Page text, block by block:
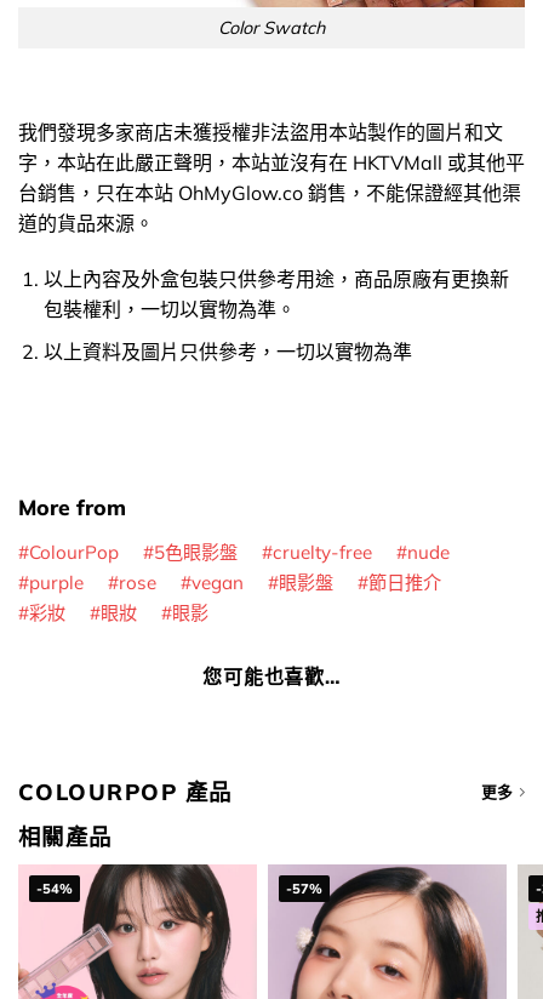
Color Swatch
我們發現多家商店未獲授權非法盜用本站製作的圖片和文
字，本站在此嚴正聲明，本站並沒有在 HKTVMall 或其他平
台銷售，只在本站 OhMyGlow.co 銷售，不能保證經其他渠
道的貨品來源。
以上內容及外盒包裝只供參考用途，商品原廠有更換新
包裝權利，一切以實物為準。
以上資料及圖片只供參考，一切以實物為準
More from
ColourPop 5色眼影盤 cruelty-free
nude
purple
rose vegan 眼影盤
節日推介
彩妝
眼妝 眼影
您可能也喜歡…
COLOURPOP 產品 更多
相關產品
-54% -57%